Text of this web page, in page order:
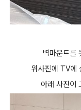
벽마운트를
위사진에 TV에
아래 사진이